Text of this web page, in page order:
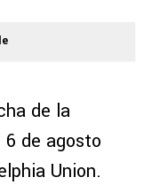
de la
6 de agosto
Union.